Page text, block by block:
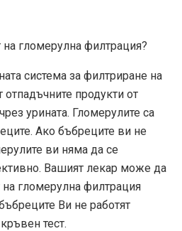
на гломерулна филтрация?
система за филтриране на
продукти от
урината. Гломерулите са
Ако бъбреците ви не
ви няма да се
Вашият лекар може да
на гломерулна филтрация
Ви не работят
тест.